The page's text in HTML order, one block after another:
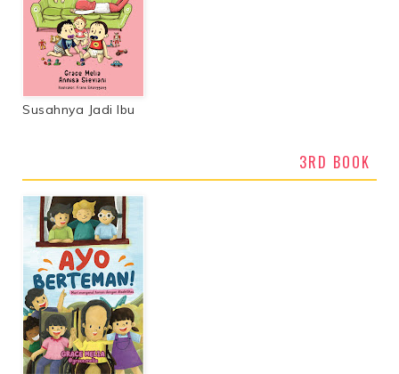
Susahnya Jadi Ibu
3RD BOOK